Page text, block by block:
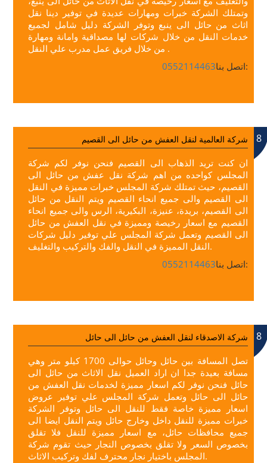
وتمتلك الشركة خبرات ومهارات عديدة في توفير دينا نقل
اثاث من حائل الى ينبع وتوفر الشركة دليل شامل لجميع
خدمات النقل من خلال شركات لها مصداقية وامانة ومهارة
من خلال فريق عمل مدرب علي النقل .
0552114463
اتصل بنا:
8 شركة العالمية لنقل العفش من حائل الى القصيم
ان كنت تريد الذهاب الى القصيم فنحن نوفر لكم شركة
المجلس كواحده من اهم شركة نقل عفش من حائل الى
القصيم، حيث تمتلك شركة المجلس خبرات مميزة في النقل
الى القصيم والى جميع انحاء القصيم ويتم النقل من حائل
الى القصيم، بريدة، عنيزة، البكيرية، الرس والى جميع انحاء
القصيم مع اسعار رخيصة ومميزة في نقل العفش من حائل
الى القصيم وتعمل شركة المجلس علي توفير دليل شركات
النقل المميزة في النقل والفك والتركيب والتغليف.
0552114463
اتصل بنا:
8 شركة الاصدقاء لنقل العفش من حائل الى حائل
تصل المسافة بين حائل وحائل حوالى 1700 كيلو متر وهي
مسافة بعيدة جدا ان اراد العميل نقل الاثاث من حائل الى
حائل فنحن نوفر لكم اسعار مميزة لخدمات نقل العفش من
حائل الى حائل وتعمل شركة المجلس علي توفير عروض
اسعار مميزة خاصة فقط للنقل الى حائل وتوفر الشركة
خبرات مميزة للنقل داخل وخارج حائل ويتم النقل ايضا الى
جميع محافظات حائل، مع اسعار مميزة للنقل فلا تقلق
بخصوص السعر ولا تقلق بخصوص النجار حيث تقوم شركة
المجلس باختيار نجار محترف لفك وتركيب الاثاث.